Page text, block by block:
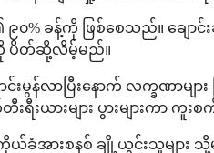
၀% ခန့်ကို ဖြစ်စေသည်။ ချေ
းကို ပိတ်ဆို့လိမ့်မည်။
န်လာပြီးနောက် လက္ခဏာမျ
းယားများ ပွားများကာ ကူး
ကိုယ်ခံအားစနစ် ချို့ယွင်းသူမျ